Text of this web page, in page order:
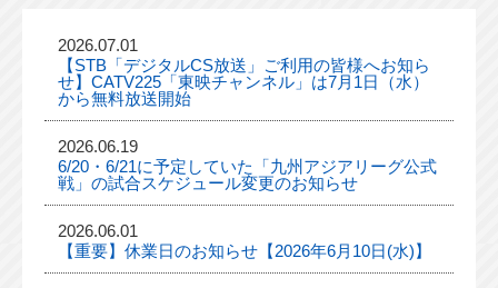
2026.07.01
【STB「デジタルCS放送」ご利用の皆様へお知ら
せ】CATV225「東映チャンネル」は7月1日（水）
から無料放送開始
2026.06.19
6/20・6/21に予定していた「九州アジアリーグ公式
戦」の試合スケジュール変更のお知らせ
2026.06.01
【重要】休業日のお知らせ【2026年6月10日(水)】